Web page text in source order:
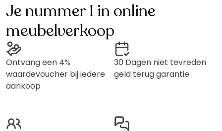
Je nummer 1 in online
meubelverkoop
Ontvang een 4%
waardevoucher bij iedere
aankoop
30 Dagen niet tevreden
geld terug garantie